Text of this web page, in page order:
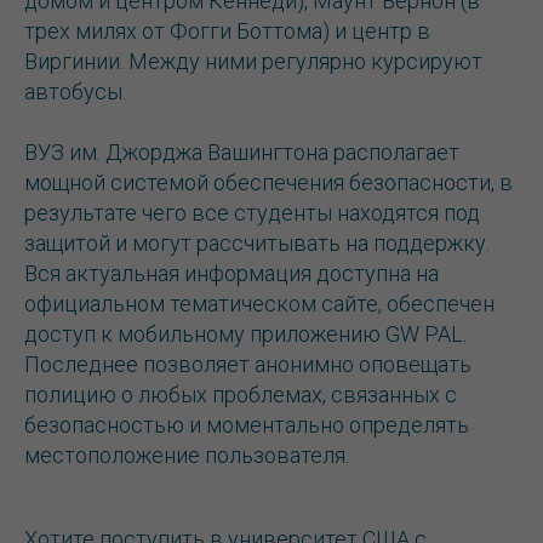
трех милях от Фогги Боттома) и центр в
Виргинии. Между ними регулярно курсируют
автобусы.
ВУЗ им. Джорджа Вашингтона располагает
мощной системой обеспечения безопасности, в
результате чего все студенты находятся под
защитой и могут рассчитывать на поддержку.
Вся актуальная информация доступна на
официальном тематическом сайте, обеспечен
доступ к мобильному приложению GW PAL.
Последнее позволяет анонимно оповещать
полицию о любых проблемах, связанных с
безопасностью и моментально определять
местоположение пользователя.